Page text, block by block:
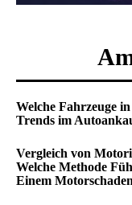
Welche Fahrzeuge
Trends im
Vergleich von
Welche Methode
Einem